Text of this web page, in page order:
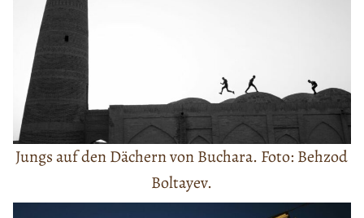
Jungs auf den Dächern von Buchara. Foto: Behzod
Boltayev.